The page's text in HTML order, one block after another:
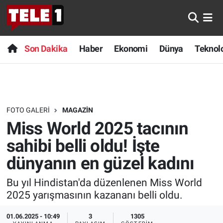
Son Dakika Haber Ekonomi Dünya
FOTO GALERI MAGAZIN
Miss World 2025 tacının
sahibi belli oldu! İşte
dünyanın en güzel kadını
Bu yıl Hindistan'da düzenlenen Miss World
2025 yarışmasının kazananı belli oldu.
01.06.2025 - 10:49 3 1305
Anında Manşet
Başka Sohbetler
Bilim turu
Bilim ve Teknoloji Evreni
Doğa Konuşuyor
Dünya
Ege Saati
Son Dakika
Haber
Dünya
Teknoloji
Sağlık
Spor
Yayın Akışı
Nöbetçi Eczaneler
Hava Durumu
Trafik Durumu
Süper Lig Puan Durumu ve Fikstür
Tüm Manşetler
Son Dakika Haberleri
Haber Arşivi